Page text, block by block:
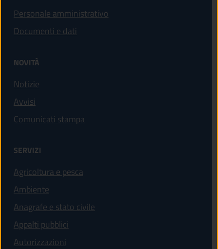
Personale amministrativo
Documenti e dati
NOVITÀ
Notizie
Avvisi
Comunicati stampa
SERVIZI
Agricoltura e pesca
Ambiente
Anagrafe e stato civile
Appalti pubblici
Autorizzazioni